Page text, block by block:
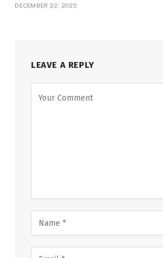
DECEMBER 22, 2025
LEAVE A REPLY